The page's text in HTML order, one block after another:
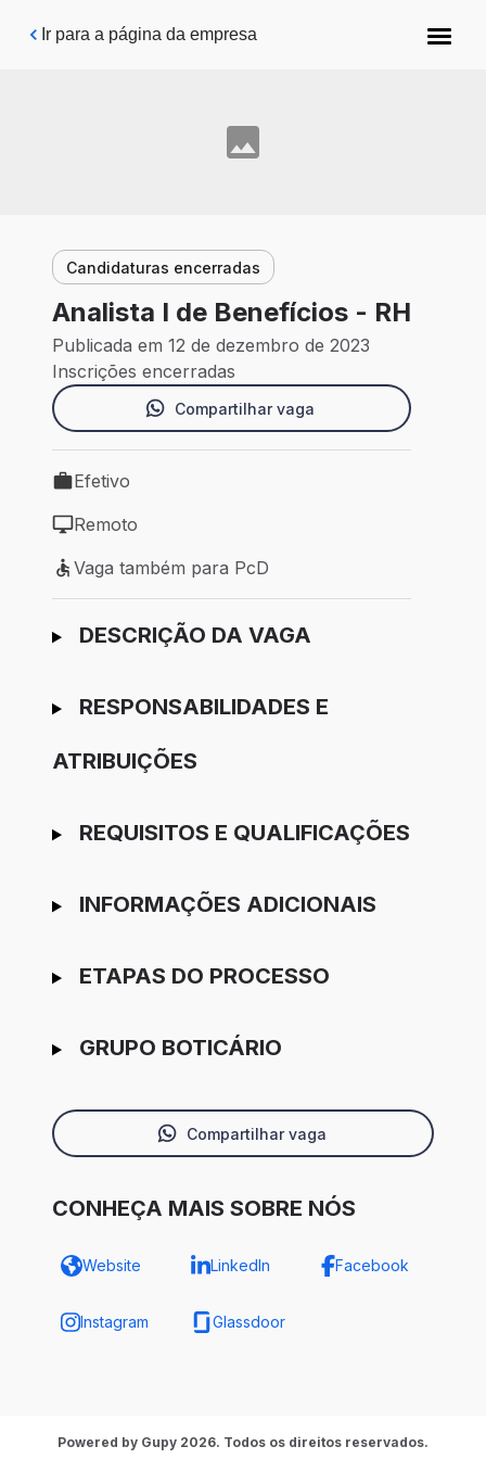
Pular para o conteúdo principal
Ir para a página da empresa
Candidaturas encerradas
Analista I de Benefícios - RH
Publicada em 12 de dezembro de 2023
Inscrições encerradas
Compartilhar vaga
Tipo de vaga: Efetivo
Efetivo
Modelo de trabalho: Remoto
Remoto
Vaga também para PcD
Vaga também para PcD
Ir para candidatura
DESCRIÇÃO DA VAGA
RESPONSABILIDADES E
ATRIBUIÇÕES
REQUISITOS E QUALIFICAÇÕES
INFORMAÇÕES ADICIONAIS
ETAPAS DO PROCESSO
GRUPO BOTICÁRIO
Compartilhar vaga
CONHEÇA MAIS SOBRE NÓS
Website LinkedIn Facebook
Instagram Glassdoor
Powered by Gupy 2026. Todos os direitos reservados.